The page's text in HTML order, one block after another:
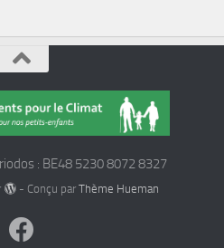
: BE48 5230 8072 8327
- Conçu par Thème Hueman